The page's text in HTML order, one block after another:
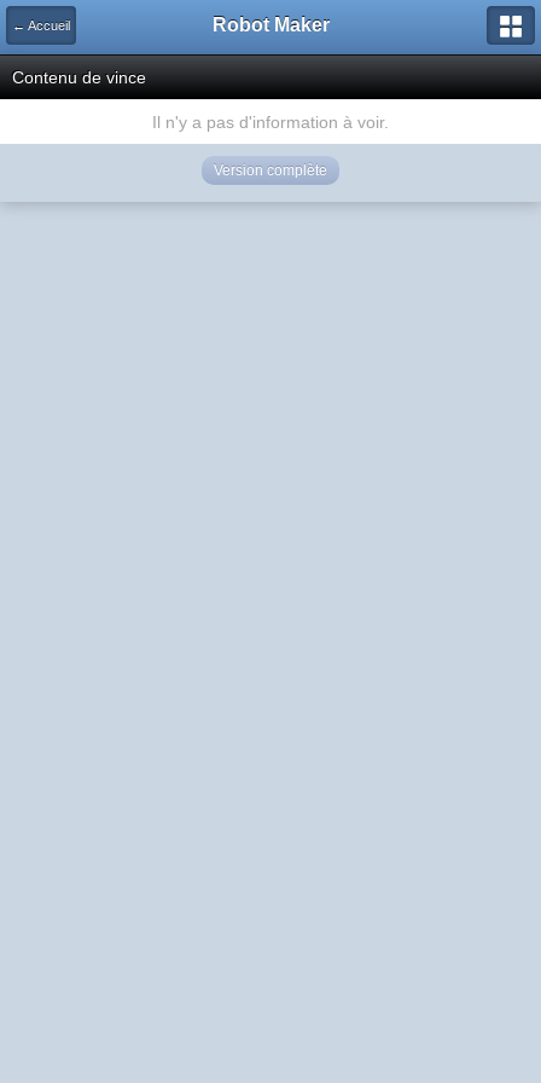
← Accueil Robot Maker
Contenu de vince
Il n'y a pas d'information à voir.
Version complète